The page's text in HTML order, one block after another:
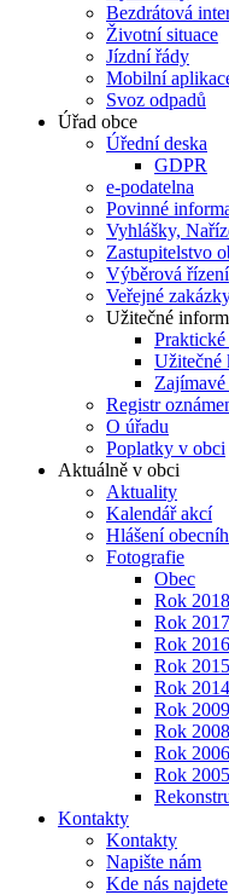
Bezdrátová
Životní situace
Jízdní řády
Mobilní
Svoz odpadů
Úřad obce
Úřední deska
GDPR
e-podatelna
Povinné
Vyhlášky,
Zastupitelstvo
Výběrová řízení
Veřejné
Užitečné
Užitečné
Registr
O úřadu
Poplatky v obci
Aktuálně v obci
Aktuality
Kalendář akcí
Hlášení
Fotografie
Obec
Rok 2018
Rok 2017
Rok 2016
Rok 2015
Rok 2014
Rok 2009
Rok 2008
Rok 2006
Rok 2005
Kontakty
Kontakty
Napište nám
Kde nás najdete